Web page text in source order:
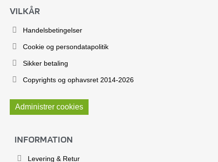
VILKÅR
Handelsbetingelser
Cookie og persondatapolitik
Sikker betaling
Copyrights og ophavsret 2014-2026
Administrer cookies
INFORMATION
Levering & Retur